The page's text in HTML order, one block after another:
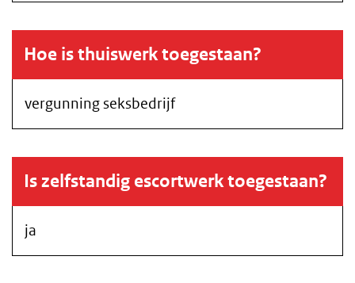
Hoe is thuiswerk toegestaan?
vergunning seksbedrijf
Is zelfstandig escortwerk toegestaan?
ja